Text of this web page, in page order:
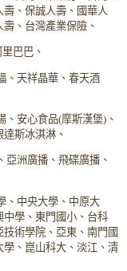
、保誠人壽、國華人
、台灣產業保險、
巴巴、
、天祥晶華、春天酒
安心食品(摩斯漢堡)、
斯冰淇淋、
亞洲廣播、飛碟廣播、
、中央大學、中原大
學、東門國小、台科
術學院、亞東、南門國
、崑山科大、淡江、清